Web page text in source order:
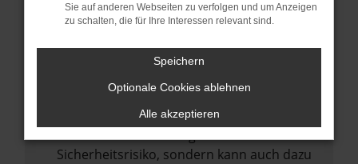
Starte dein Gerät neu.
vorübergehende Probleme zu beheben.
Betriebssystem auf dem neuesten Stand
Veraltete Software birgt nicht nur ein
Sicherheitsrisiko, sondern kann auch dazu
Sie auf anderen Webseiten zu verfolgen und um Anzeigen
zu schalten, die für Ihre Interessen relevant sind.
Speichern
Optionale Cookies ablehnen
Alle akzeptieren